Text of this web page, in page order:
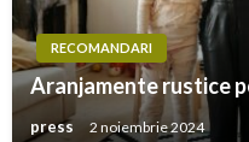
RECOMANDARI
Aranjamente rustice
press 2 noiembrie 2024